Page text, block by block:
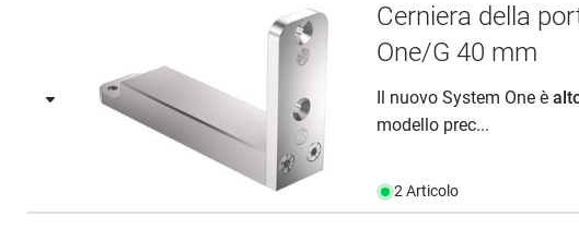
Cerniera della
One/G 40 mm
Il nuovo System One è
modello prec...
2 Articolo